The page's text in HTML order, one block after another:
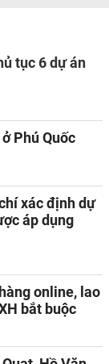
tục 6 dự án
Phú Quốc
xác định dự
áp dụng
online, lao
bắt buộc